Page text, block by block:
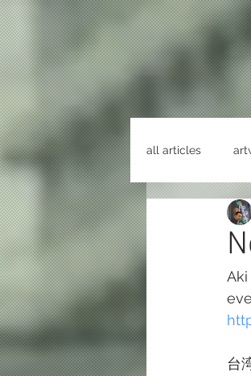
Akinori Oishi
tiny smile characters
all articles
台